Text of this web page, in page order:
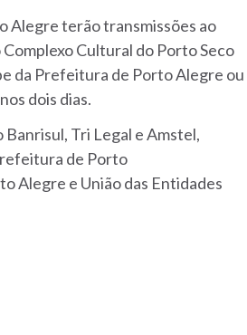
Alegre terão transmissões ao
Cultural do Porto Seco
da Prefeitura de Porto Alegre ou
dois dias.
Tri Legal e Amstel,
de Porto
Alegre e União das Entidades